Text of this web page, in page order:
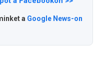
a Google News-on